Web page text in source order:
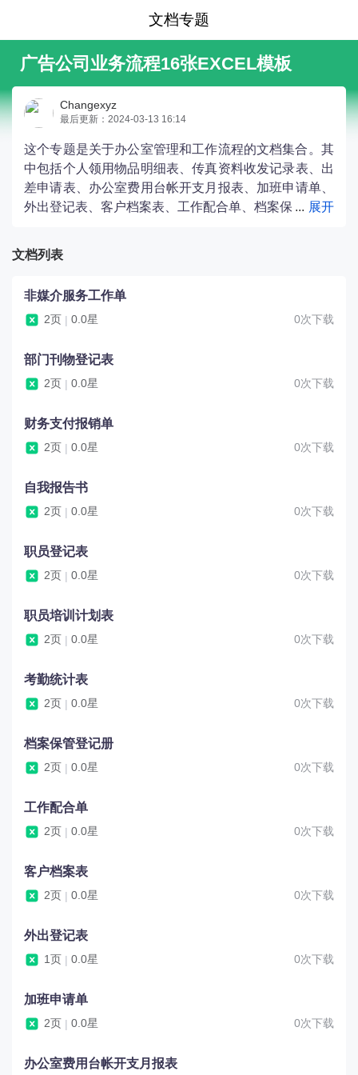
文档专题
广告公司业务流程16张EXCEL模板
Changexyz
最后更新：2024-03-13 16:14
这个专题是关于办公室管理和工作流程的文档集合。其
中包括个人领用物品明细表、传真资料收发记录表、出
差申请表、办公室费用台帐开支月报表、加班申请单、
外出登记表、客户档案表、工作配合单、档案保
表、自我报告书、财务支付报销单、部门刊物登记表和
非媒介服务工作单。这些文档涵盖了办公室日常管理、
文档列表
非媒介服务工作单
2页 | 0.0星 0次下载
部门刊物登记表
2页 | 0.0星 0次下载
财务支付报销单
2页 | 0.0星 0次下载
自我报告书
2页 | 0.0星 0次下载
职员登记表
2页 | 0.0星 0次下载
职员培训计划表
2页 | 0.0星 0次下载
考勤统计表
2页 | 0.0星 0次下载
档案保管登记册
2页 | 0.0星 0次下载
工作配合单
2页 | 0.0星 0次下载
客户档案表
2页 | 0.0星 0次下载
外出登记表
1页 | 0.0星 0次下载
加班申请单
2页 | 0.0星 0次下载
办公室费用台帐开支月报表